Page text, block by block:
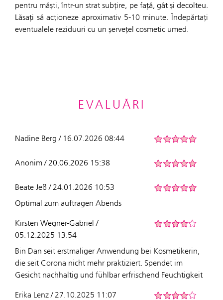
pentru măști, într-un strat subțire, pe față, gât și decolteu.
Lăsați să acționeze aproximativ 5-10 minute. Îndepărtați
eventualele reziduuri cu un șervețel cosmetic umed.
EVALUĂRI
Nadine Berg / 16.07.2026 08:44
Anonim / 20.06.2026 15:38
Beate Jeß / 24.01.2026 10:53
Optimal zum auftragen Abends
Kirsten Wegner-Gabriel /
05.12.2025 13:54
Bin Dan seit erstmaliger Anwendung bei Kosmetikerin,
die seit Corona nicht mehr praktiziert. Spendet im
Gesicht nachhaltig und fühlbar erfrischend Feuchtigkeit
Erika Lenz / 27.10.2025 11:07